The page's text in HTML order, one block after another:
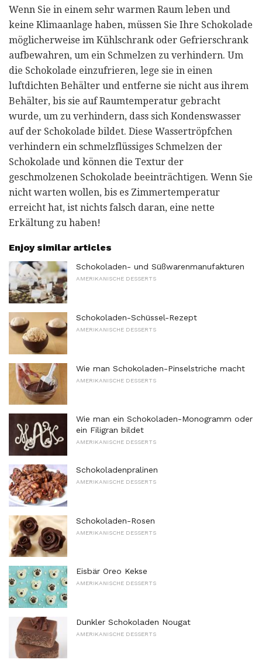
Wenn Sie in einem sehr warmen Raum leben und
keine Klimaanlage haben, müssen Sie Ihre Schokolade
möglicherweise im Kühlschrank oder Gefrierschrank
aufbewahren, um ein Schmelzen zu verhindern. Um
die Schokolade einzufrieren, lege sie in einen
luftdichten Behälter und entferne sie nicht aus ihrem
Behälter, bis sie auf Raumtemperatur gebracht
wurde, um zu verhindern, dass sich Kondenswasser
auf der Schokolade bildet. Diese Wassertröpfchen
verhindern ein schmelzflüssiges Schmelzen der
Schokolade und können die Textur der
geschmolzenen Schokolade beeinträchtigen. Wenn Sie
nicht warten wollen, bis es Zimmertemperatur
erreicht hat, ist nichts falsch daran, eine nette
Erkältung zu haben!
Enjoy similar articles
Schokoladen- und Süßwarenmanufakturen
AMERIKANISCHE DESSERTS
Schokoladen-Schüssel-Rezept
AMERIKANISCHE DESSERTS
Wie man Schokoladen-Pinselstriche macht
AMERIKANISCHE DESSERTS
Wie man ein Schokoladen-Monogramm oder
ein Filigran bildet
AMERIKANISCHE DESSERTS
Schokoladenpralinen
AMERIKANISCHE DESSERTS
Schokoladen-Rosen
AMERIKANISCHE DESSERTS
Eisbär Oreo Kekse
AMERIKANISCHE DESSERTS
Dunkler Schokoladen Nougat
AMERIKANISCHE DESSERTS